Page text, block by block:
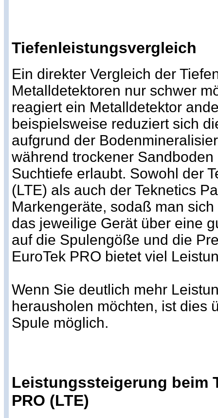
Tiefenleistungsvergleich
Ein direkter Vergleich der
Metalldetektoren nur schwer
reagiert ein Metalldetektor
beispielsweise reduziert sich
aufgrund der
während trockener
Suchtiefe erlaubt. Sowohl der
(LTE) als auch der Teknetics
Markengeräte, sodaß man
das jeweilige Gerät über eine
auf die Spulengöße und die
EuroTek PRO bietet viel
Wenn Sie deutlich mehr
herausholen möchten, ist dies
Spule möglich.
Leistungssteigerung beim
PRO (LTE)